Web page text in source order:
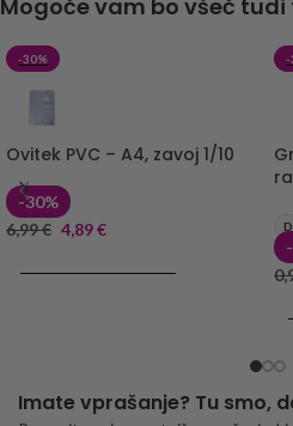
Mogoče vam bo všeč tudi
-30%
Ovitek PVC – A4, zavoj 1/10
-30%
6,99€ 4,89€
-
Imate vprašanje? Tu smo,